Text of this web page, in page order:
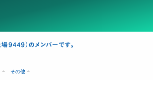
その他